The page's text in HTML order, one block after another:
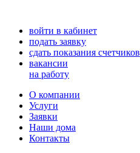
войти в кабинет
подать заявку
сдать показания счетчиков
вакансии
на работу
О компании
Услуги
Заявки
Наши дома
Контакты